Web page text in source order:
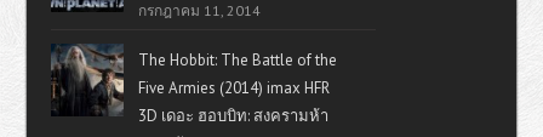
กรกฎาคม 11, 2014
The Hobbit: The Battle of the
Five Armies (2014) imax HFR
3D เดอะ ฮอบบิท: สงครามห้า